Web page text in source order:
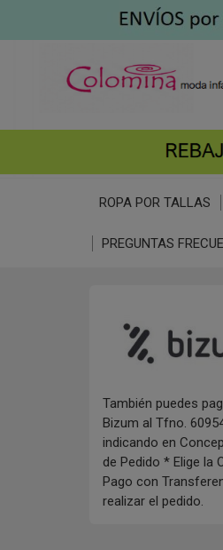
ROPA POR TALLAS
PREGUNTAS
También puedes
Bizum al Tfno.
indicando en
de Pedido * Elige la
Pago con
realizar el pedido.